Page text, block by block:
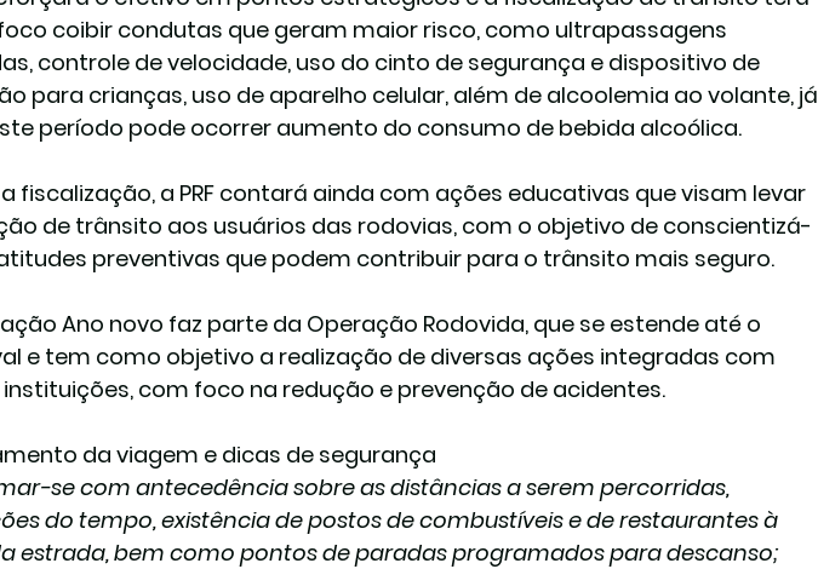
coibir condutas que geram maior risco, como ultrapassagens
controle de velocidade, uso do cinto de segurança e dispositivo de
para crianças, uso de aparelho celular, além de alcoolemia ao volante, já
período pode ocorrer aumento do consumo de bebida alcoólica.
fiscalização, a PRF contará ainda com ações educativas que visam levar
de trânsito aos usuários das rodovias, com o objetivo de conscientizá-
preventivas que podem contribuir para o trânsito mais seguro.
Ano novo faz parte da Operação Rodovida, que se estende até o
e tem como objetivo a realização de diversas ações integradas com
com foco na redução e prevenção de acidentes.
da viagem e dicas de segurança
se com antecedência sobre as distâncias a serem percorridas,
do tempo, existência de postos de combustíveis e de restaurantes à
estrada, bem como pontos de paradas programados para descanso;